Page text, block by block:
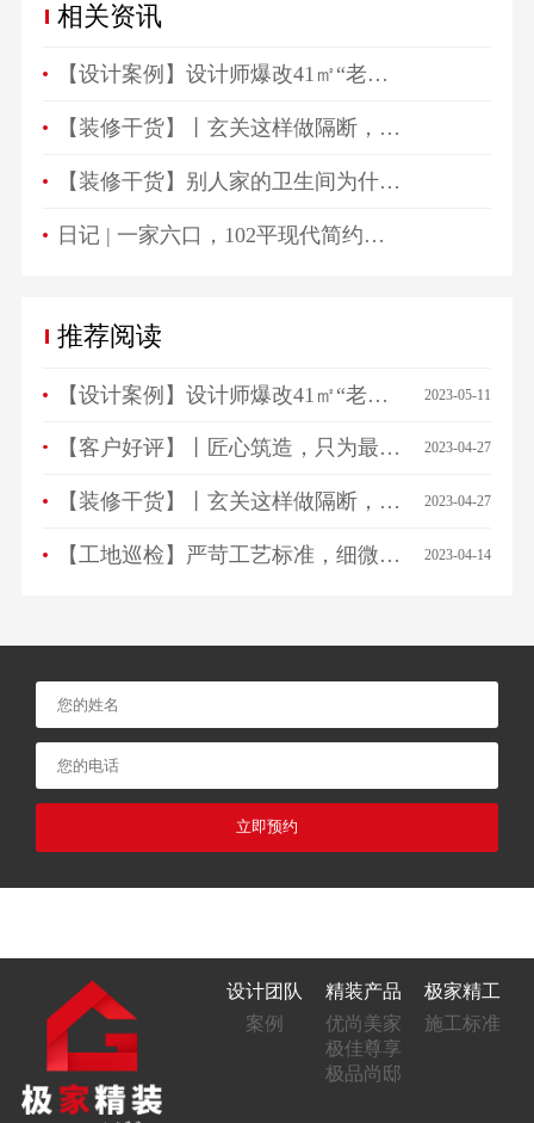
相关资讯
【设计案例】设计师爆改41㎡“老破小”，一房变三房，住祖孙三代五口人不拥挤！
【装修干货】丨玄关这样做隔断，一进门就被惊艳！
【装修干货】别人家的卫生间为什么总是这么好看？
日记 | 一家六口，102平现代简约高颜值生活空间！
推荐阅读
【设计案例】设计师爆改41㎡“老破小”，一房变三房，住祖孙三代五口人不拥挤！ 2023-05-11
【客户好评】丨匠心筑造，只为最美相遇，来看看ta们怎么说… 2023-04-27
【装修干货】丨玄关这样做隔断，一进门就被惊艳！ 2023-04-27
【工地巡检】严苛工艺标准，细微之处见品质！ 2023-04-14
立即预约
设计团队
案例
精装产品
优尚美家
极佳尊享
极品尚邸
极家精工
施工标准